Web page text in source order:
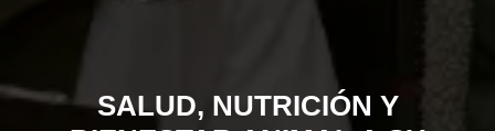
SALUD, NUTRICIÓN Y